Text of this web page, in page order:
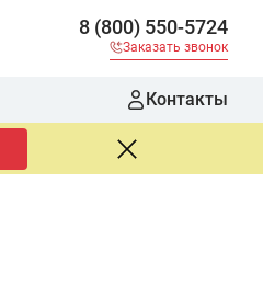
8 (800) 550-5724
Заказать звонок
Контакты